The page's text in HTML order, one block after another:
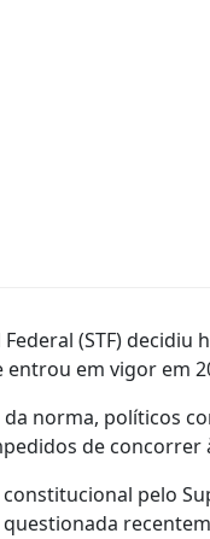
(STF)
entrou em vigor em
da norma, políticos
de concorrer
pelo